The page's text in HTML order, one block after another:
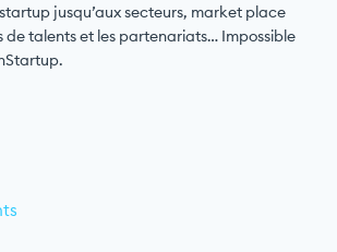
jusqu’aux secteurs, market place
de talents et les partenariats… Impossible